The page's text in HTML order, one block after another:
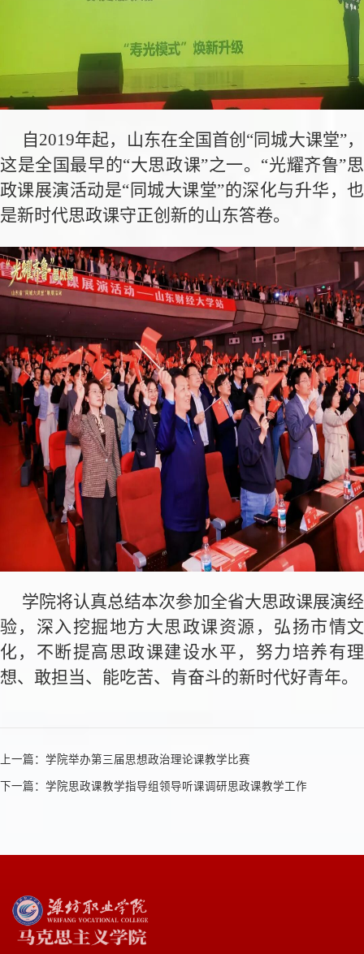
自2019年起，山东在全国首创“同城大课堂”，
这是全国最早的“大思政课”之一。“光耀齐鲁”思
政课展演活动是“同城大课堂”的深化与升华，也
是新时代思政课守正创新的山东答卷。
学院将认真总结本次参加全省大思政课展演经
验，深入挖掘地方大思政课资源，弘扬市情文
化，不断提高思政课建设水平，努力培养有理
想、敢担当、能吃苦、肯奋斗的新时代好青年。
上一篇： 学院举办第三届思想政治理论课教学比赛
下一篇： 学院思政课教学指导组领导听课调研思政课教学工作